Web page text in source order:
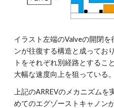
イラスト左端のValveの開閉
ンが往復する構造と成ってお
トをそれぞれ別経路とするこ
大幅な速度向上を狙っている。
上記のARREVのメカニズム
めてのエグゾーストキャノン